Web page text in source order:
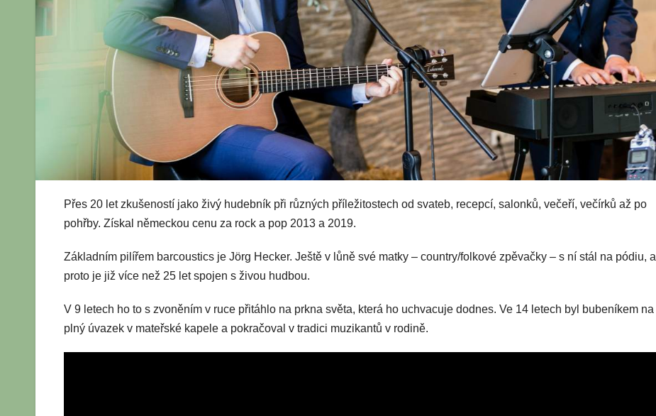
Přes 20 let zkušeností jako živý hudebník při různých příležitostech od svateb, recepcí, salonků, večeří, večírků až po
pohřby. Získal německou cenu za rock a pop 2013 a 2019.
Základním pilířem barcoustics je Jörg Hecker. Ještě v lůně své matky – country/folkové zpěvačky – s ní stál na pódiu, a
proto je již více než 25 let spojen s živou hudbou.
V 9 letech ho to s zvoněním v ruce přitáhlo na prkna světa, která ho uchvacuje dodnes. Ve 14 letech byl bubeníkem na
plný úvazek v mateřské kapele a pokračoval v tradici muzikantů v rodině.